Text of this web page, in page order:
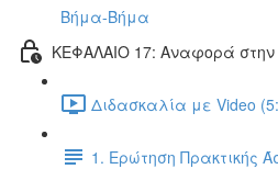
Βήμα-Βήμα
ΚΕΦΑΛΑΙΟ 17: Αναφορά
Διδασκαλία με Video
1. Ερώτηση Πρακτικής